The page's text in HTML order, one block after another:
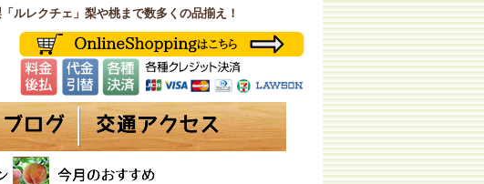
ルレクチェ」梨や桃まで数多くの品揃え！